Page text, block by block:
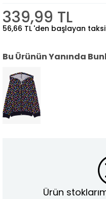
339,99 TL
56,66 TL 'den başlayan
Bu Ürünün Yanında
Ürün